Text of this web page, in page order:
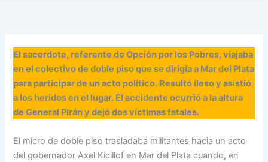
El sacerdote, referente de Opción por los Pobres, viajaba
en el colectivo de doble piso que se dirigía a Mar del Plata
para participar de un acto político. Resultó ileso y asistió
a los heridos en el lugar. El accidente ocurrió a la altura
de General Pirán y dejó dos víctimas fatales.
El micro de doble piso trasladaba militantes hacia un acto
del gobernador Axel Kicillof en Mar del Plata cuando, en